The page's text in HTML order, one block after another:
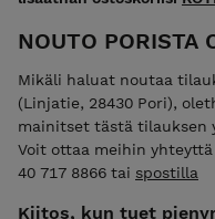
NOUTO PORISTA
Mikäli haluat noutaa
(Linjatie, 28430 Pori),
mainitset tästä tilauksen
Voit ottaa meihin
40 717 8866 tai spostilla
Kiitos, kun tuet